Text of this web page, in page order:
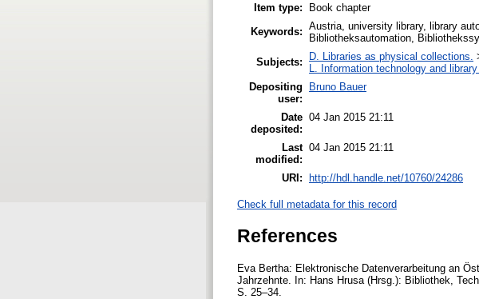
Item type:
Book chapter
Keywords: Austria, university library, library
Bibliotheksautomation,
Subjects:
D. Libraries as physical collections.
L. Information technology and
Depositing
user:
Bruno Bauer
Date
deposited:
04 Jan 2015 21:11
Last
modified:
04 Jan 2015 21:11
URI: http://hdl.handle.net/10760/24286
Check full metadata for this record
References
Eva Bertha: Elektronische Datenverarbeitung an
Jahrzehnte. In: Hans Hrusa (Hrsg.): Bibliothek,
S. 25–34.